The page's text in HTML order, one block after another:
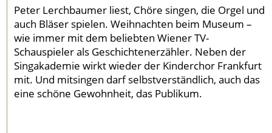
Peter Lerchbaumer liest, Chöre singen, die Orgel und
auch Bläser spielen. Weihnachten beim Museum –
wie immer mit dem beliebten Wiener TV-
Schauspieler als Geschichtenerzähler. Neben der
Singakademie wirkt wieder der Kinderchor Frankfurt
mit. Und mitsingen darf selbstverständlich, auch das
eine schöne Gewohnheit, das Publikum.